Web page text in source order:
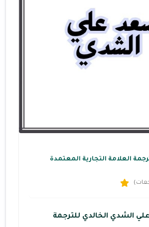
العلامة التجارية المعتمدة
الشدي الخالدي للترجمة